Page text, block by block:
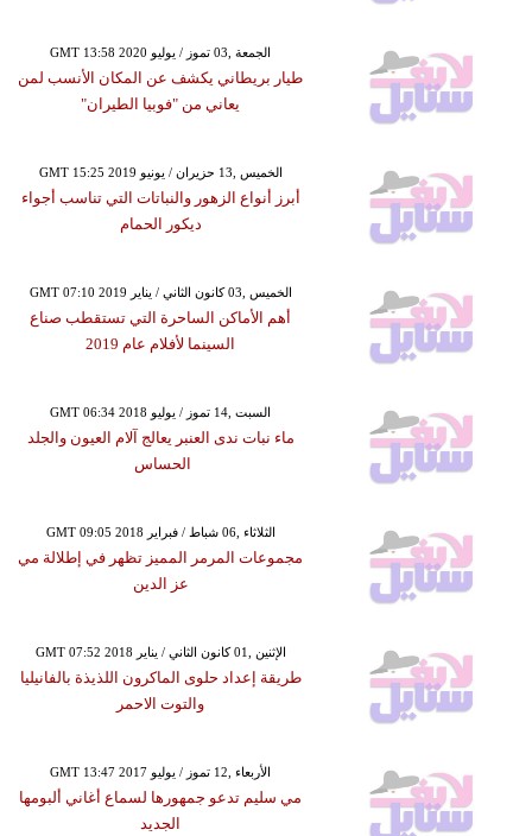
GMT 13:58 2020 الجمعة ,03 تموز / يوليو
طيار بريطاني يكشف عن المكان الأنسب لمن
يعاني من "فوبيا الطيران"
GMT 15:25 2019 الخميس ,13 حزيران / يونيو
أبرز أنواع الزهور والنباتات التي تناسب أجواء
ديكور الحمام
GMT 07:10 2019 الخميس ,03 كانون الثاني / يناير
أهم الأماكن الساحرة التي تستقطب صناع
السينما لأفلام عام 2019
GMT 06:34 2018 السبت ,14 تموز / يوليو
ماء نبات ندى العنبر يعالج آلام العيون والجلد
الحساس
GMT 09:05 2018 الثلاثاء ,06 شباط / فبراير
مجموعات المرمر المميز تظهر في إطلالة مي
عز الدين
GMT 07:52 2018 الإثنين ,01 كانون الثاني / يناير
طريقة إعداد حلوى الماكرون اللذيذة بالفانيليا
والتوت الاحمر
GMT 13:47 2017 الأربعاء ,12 تموز / يوليو
مي سليم تدعو جمهورها لسماع أغاني ألبومها
الجديد